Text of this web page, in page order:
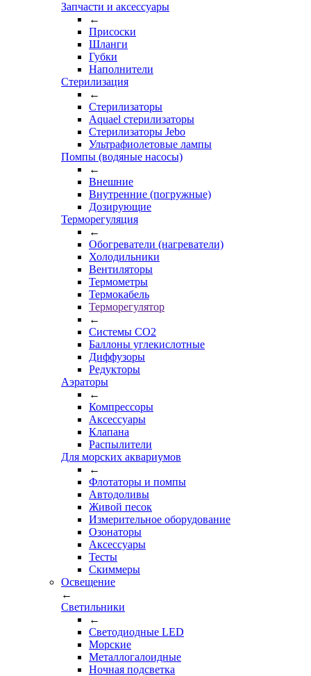
Запчасти и аксессуары
←
Присоски
Шланги
Губки
Наполнители
Стерилизация
←
Стерилизаторы
Aquael стерилизаторы
Стерилизаторы Jebo
Ультрафиолетовые лампы
Помпы (водяные насосы)
←
Внешние
Внутренние (погружные)
Дозирующие
Терморегуляция
←
Обогреватели (нагреватели)
Холодильники
Вентиляторы
Термометры
Термокабель
Терморегулятор
←
Системы CO2
Баллоны углекислотные
Диффузоры
Редукторы
Аэраторы
←
Компрессоры
Аксессуары
Клапана
Распылители
Для морских аквариумов
←
Флотаторы и помпы
Автодоливы
Живой песок
Измерительное оборудование
Озонаторы
Аксессуары
Тесты
Cкиммеры
Освещение
←
Светильники
←
Cветодиодные LED
Морские
Металлогалоидные
Ночная подсветка